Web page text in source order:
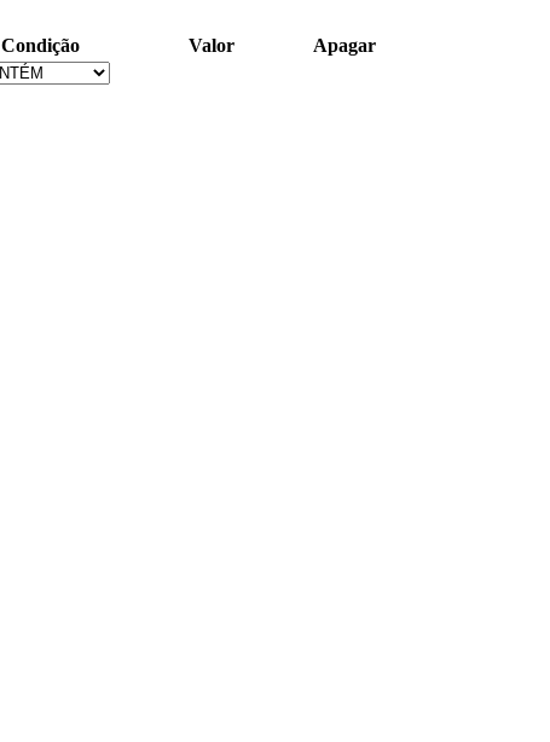
Condição Valor Apagar